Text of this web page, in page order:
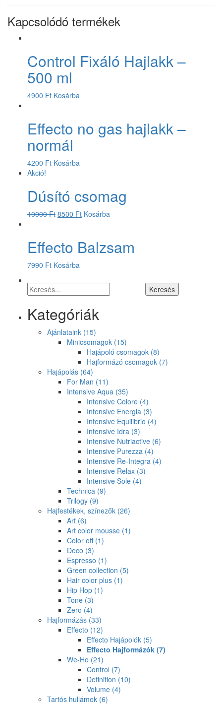
Kapcsolódó termékek
Control Fixáló Hajlakk –
500 ml
4900 Ft Kosárba
Effecto no gas hajlakk –
normál
4200 Ft Kosárba
Akció!
Dúsító csomag
10000Ft 8500 Ft Kosárba
Effecto Balzsam
7990 Ft Kosárba
Kategóriák
Ajánlataink (15)
Minicsomagok (15)
Hajápoló csomagok (8)
Hajformázó csomagok (7)
Hajápolás (64)
For Man (11)
Intensive Aqua (35)
Intensive Colore (4)
Intensive Energia (3)
Intensive Equilibrio (4)
Intensive Idra (3)
Intensive Nutriactive (6)
Intensive Purezza (4)
Intensive Re-Integra (4)
Intensive Relax (3)
Intensive Sole (4)
Technica (9)
Trilogy (9)
Hajfestékek, színezők (26)
Art (6)
Art color mousse (1)
Color off (1)
Deco (3)
Espresso (1)
Green collection (5)
Hair color plus (1)
Hip Hop (1)
Tone (3)
Zero (4)
Hajformázás (33)
Effecto (12)
Effecto Hajápolók (5)
Effecto Hajformázók (7)
We-Ho (21)
Control (7)
Definition (10)
Volume (4)
Tartós hullámok (6)